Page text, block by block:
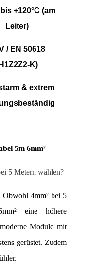
+120°C (am
Leiter)
/ EN 50618
K)
& extrem
5m 6mm²
5 Metern wählen?
Obwohl 4mm² bei 5
eine höhere
Module mit
gerüstet. Zudem